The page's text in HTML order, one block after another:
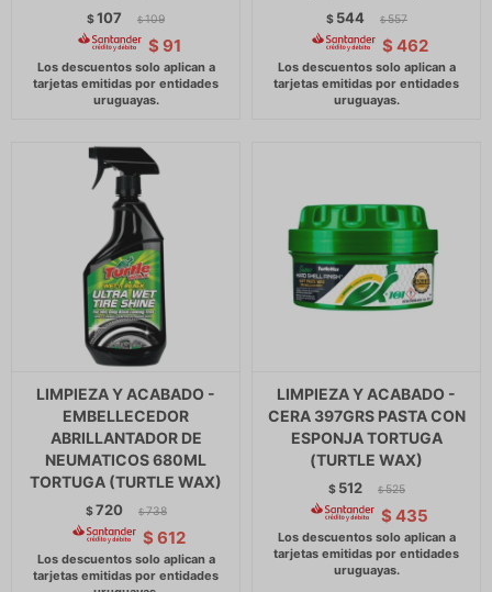
$107 $ 109
$ 91
$ 544 $ 557
$ 462
LIMPIEZA Y ACABADO -
EMBELLECEDOR
ABRILLANTADOR DE
NEUMATICOS 680ML
TORTUGA (TURTLE WAX)
$720 $ 738
$ 612
LIMPIEZA Y ACABADO -
CERA 397GRS PASTA CON
ESPONJA TORTUGA
(TURTLE WAX)
$ 512 $ 525
$ 435